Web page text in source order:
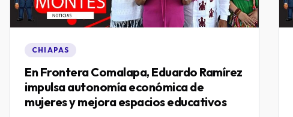
CHIAPAS
En Frontera Comalapa, Eduardo Ramírez
impulsa autonomía económica de
mujeres y mejora espacios educativos